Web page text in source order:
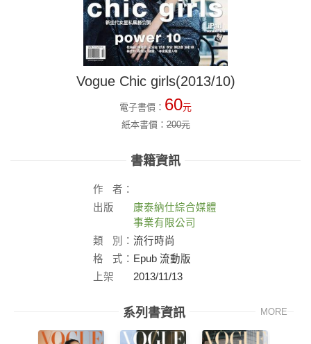
Vogue Chic girls(2013/10)
電子書價： 60元
紙本書價：200元
書籍資訊
作
者：
出版
康泰納仕綜合媒體
事業有限公司
類
別： 流行時尚
格
式： Epub 流動版
上架
2013/11/13
系列書資訊 MORE